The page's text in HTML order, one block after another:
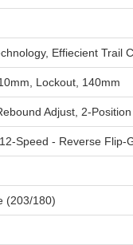
Effiecient Trail
Lockout, 140mm
Adjust, 2-
Speed - Reverse
(203/180)